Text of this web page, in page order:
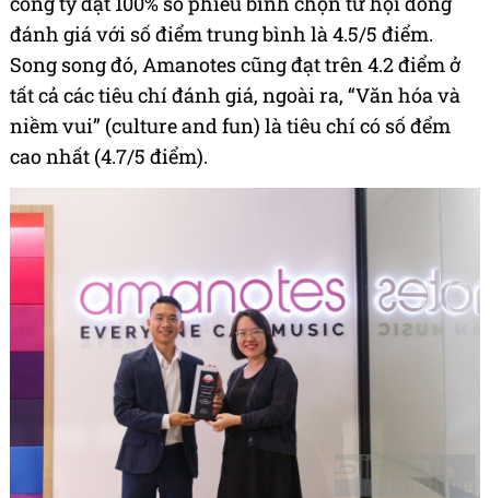
đánh giá với số điểm trung bình là 4.5/5 điểm.
Song song đó, Amanotes cũng đạt trên 4.2 điểm ở
tất cả các tiêu chí đánh giá, ngoài ra, “Văn hóa và
niềm vui” (culture and fun) là tiêu chí có số đểm
cao nhất (4.7/5 điểm).